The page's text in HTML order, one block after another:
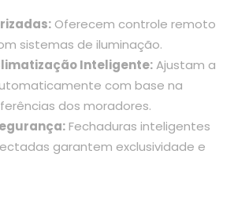
Oferecem controle remoto
sistemas de iluminação.
Inteligente:Ajustam a
com base na
dos moradores.
Fechaduras inteligentes
garantem exclusividade e